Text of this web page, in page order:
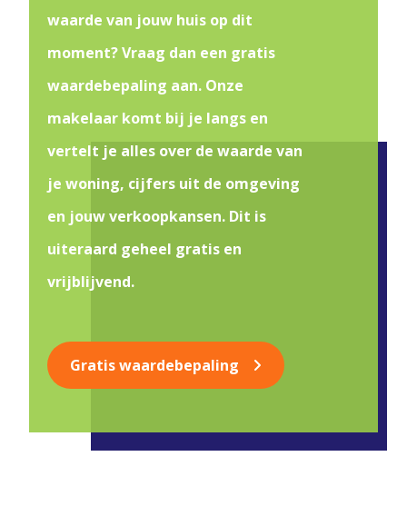
waarde van jouw huis op dit
moment? Vraag dan een gratis
waardebepaling aan. Onze
makelaar komt bij je langs en
vertelt je alles over de waarde van
je woning, cijfers uit de omgeving
en jouw verkoopkansen. Dit is
uiteraard geheel gratis en
vrijblijvend.
Gratis waardebepaling